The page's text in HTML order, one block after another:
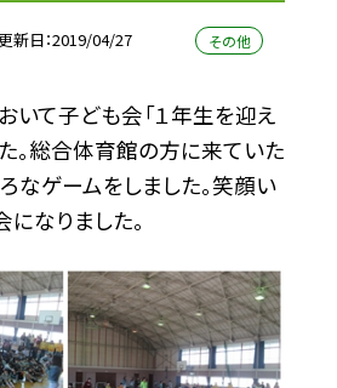
新日 2019/04/27 その他
いて子ども会「１年生を迎え
。総合体育館の方に来ていた
なゲームをしました。笑顔い
なりました。